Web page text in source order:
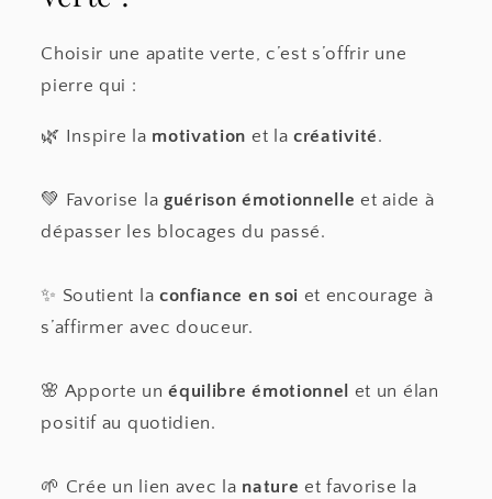
Choisir une apatite verte, c’est s’offrir une
pierre qui :
🌿 Inspire la motivation et la créativité.
💚 Favorise la guérison émotionnelle et aide à
dépasser les blocages du passé.
✨ Soutient la confiance en soi et encourage à
s’affirmer avec douceur.
🌸 Apporte unéquilibre émotionnel et un élan
positif au quotidien.
🌱 Crée un lien avec la nature et favorise la